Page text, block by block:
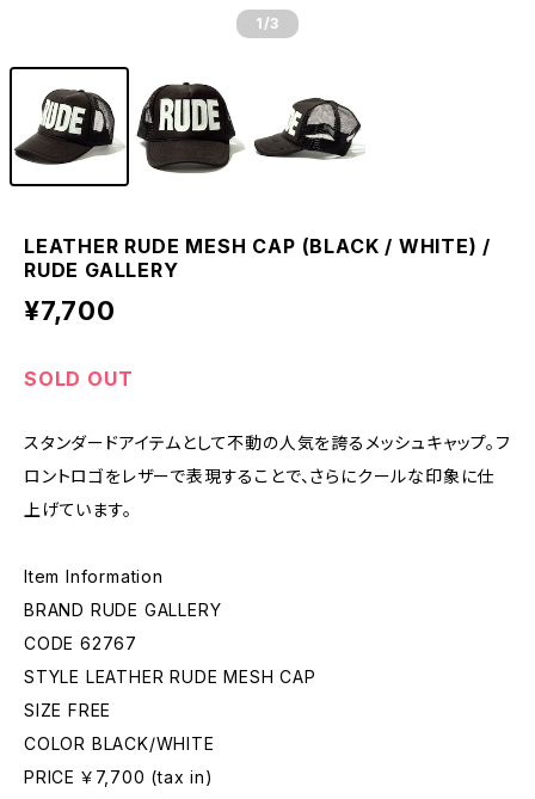
1 /3
LEATHER RUDE MESH CAP (BLACK / WHITE) /
RUDE GALLERY
¥7,700
SOLD OUT
スタンダードアイテムとして不動の人気を誇るメッシュキャップ。フ
ロントロゴをレザーで表現することで、さらにクールな印象に仕
上げています。
Item Information
BRAND RUDE GALLERY
CODE 62767
STYLE LEATHER RUDE MESH CAP
SIZE FREE
COLOR BLACK/WHITE
PRICE ￥7,700 (tax in)